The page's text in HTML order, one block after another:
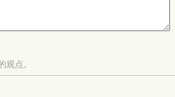
观点。